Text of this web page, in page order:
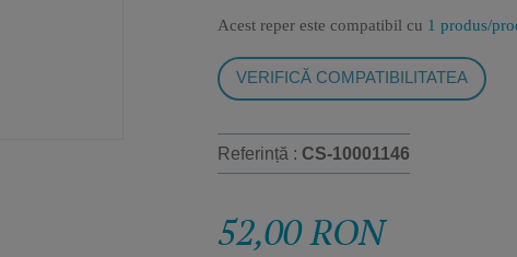
Acest reper este compatibil cu 1 produs/
VERIFICĂ COMPATIBILITATEA
Referință : CS-10001146
52,00 RON